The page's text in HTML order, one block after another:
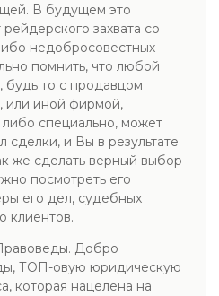
В будущем это
захвата со
недобросовестных
помнить, что любой
будь то с продавцом
или иной фирмой,
специально, может
сделки, и Вы в результате
же сделать верный выбор
посмотреть его
его дел, судебных
клиентов.
Добро
ТОП-овую юридическую
которая нацелена на